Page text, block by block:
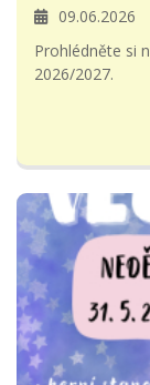
09.06.2026
Prohlédněte si
2026/2027.